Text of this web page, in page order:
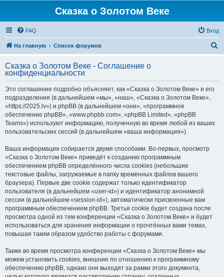
Сказка о Золотом Веке
FAQ Вход
На главную Список форумов
с
Сказка о Золотом Веке - Соглашение о
конфиденциальности
Это соглашение подробно объясняет, как «Сказка о Золотом Веке» и его
подразделения (в дальнейшем «мы», «наш», «Сказка о Золотом Веке»,
«https://2025.lv») и phpBB (в дальнейшем «они», «программное
обеспечение phpBB», «www.phpbb.com», «phpBB Limited», «phpBB
Teams») используют информацию, полученную во время любой из ваших
пользовательских сессий (в дальнейшем «ваша информация»).
Ваша информация собирается двумя способами. Во-первых, просмотр
«Сказка о Золотом Веке» приведёт к созданию программным
обеспечением phpBB определённого числа cookies (небольшие
текстовые файлы, загружаемые в папку временных файлов вашего
браузера). Первые две cookie содержат только идентификатор
пользователя (в дальнейшем «user-id») и идентификатор анонимной
сессии (в дальнейшем «session-id»), автоматически присвоенные вам
программным обеспечением phpBB. Третья cookie будет создана после
просмотра одной из тем конференции «Сказка о Золотом Веке» и будет
использоваться для хранения информации о прочтённых вами темах,
повышая таким образом удобство работы с форумами.
Также во время просмотра конференции «Сказка о Золотом Веке» мы
можем установить cookies, внешние по отношению к программному
обеспечению phpBB, однако они выходят за рамки этого документа,